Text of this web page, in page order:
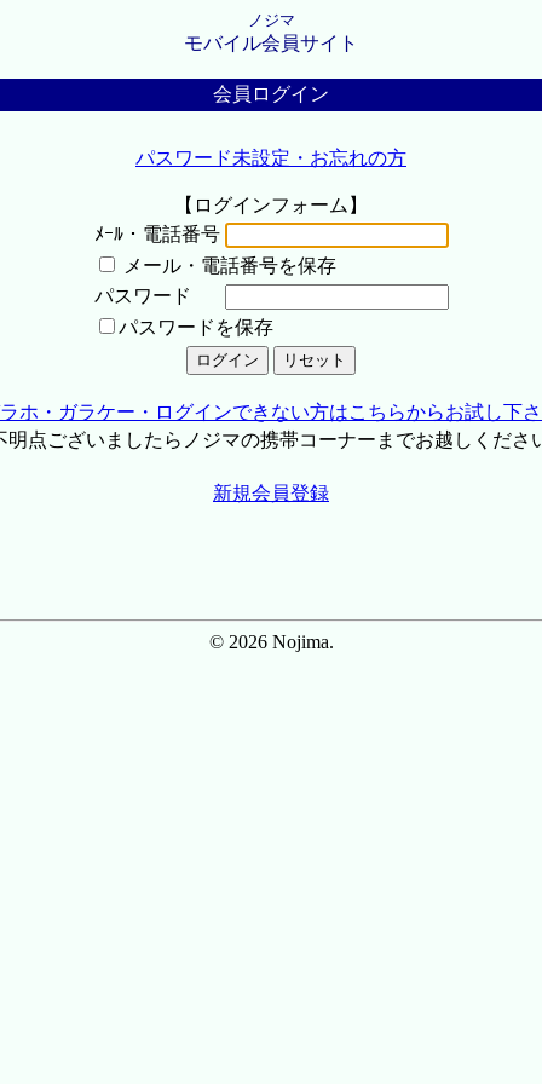
ノジマ
モバイル会員サイト
会員ログイン
パスワード未設定・お忘れの方
【ログインフォーム】
ﾒｰﾙ・電話番号
メール・電話番号を保存
パスワード
パスワードを保存
ホ・ガラケー・ログインできない方はこちらからお試し下
点ございましたらノジマの携帯コーナーまでお越しくださ
新規会員登録
© 2026 Nojima.